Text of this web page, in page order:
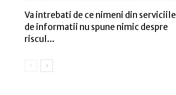
Va intrebati de ce nimeni din serviciile
de informatii nu spune nimic despre
riscul...